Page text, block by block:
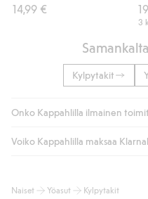
14,99 €
3
Kylpytakit
Onko Kappahlilla ilmainen
Jos olet Kappahl Clubin
kotiinkuljetusta).
Voiko Kappahlilla maksaa
maksutavat, kuten laskun,
Naiset Yöasut Kylpytakit